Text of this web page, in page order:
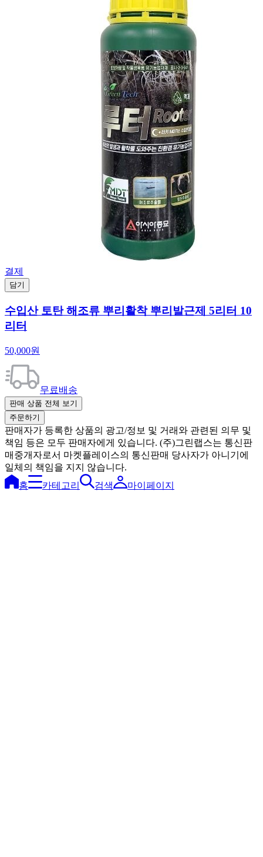
결제
담기
수입산 토탄 해조류 뿌리활착 뿌리발근제 5리터 10
리터
50,000원
무료배송
판매 상품 전체 보기
주문하기
판매자가 등록한 상품의 광고/정보 및 거래와 관련된 의무 및
책임 등은 모두 판매자에게 있습니다. (주)그린랩스는 통신판
매중개자로서 마켓플레이스의 통신판매 당사자가 아니기에
일체의 책임을 지지 않습니다.
홈
카테고리 검색 마이페이지